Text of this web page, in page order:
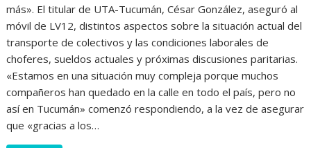
más». El titular de UTA-Tucumán, César González, aseguró al
móvil de LV12, distintos aspectos sobre la situación actual del
transporte de colectivos y las condiciones laborales de
choferes, sueldos actuales y próximas discusiones paritarias.
«Estamos en una situación muy compleja porque muchos
compañeros han quedado en la calle en todo el país, pero no
así en Tucumán» comenzó respondiendo, a la vez de asegurar
que «gracias a los…